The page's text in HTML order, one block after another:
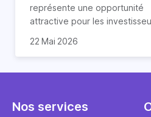
représente une opportunité
attractive pour les
patrimoine et générer des
Cependant, il est crucial de
notamment la TVA, afin
Et qu’a-t-on appris à la rentrée
la TVA est généralisé pour les
saisonnière dans certaines
22 Mai 2026
Nos services